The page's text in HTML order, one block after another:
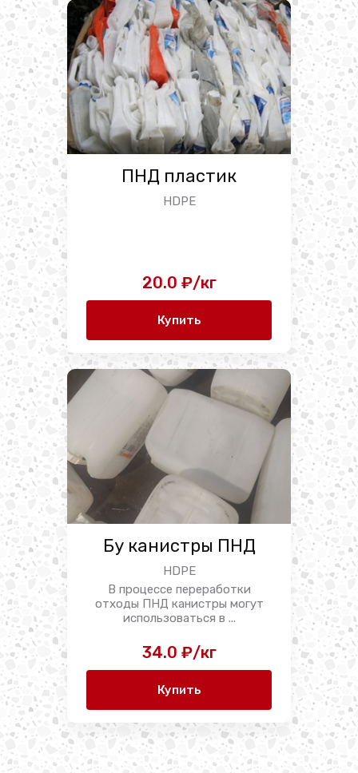
ПНД пластик
HDPE
20.0 ₽/кг
Купить
Бу канистры ПНД
HDPE
В процессе переработки
отходы ПНД канистры могут
использоваться в ...
34.0 ₽/кг
Купить